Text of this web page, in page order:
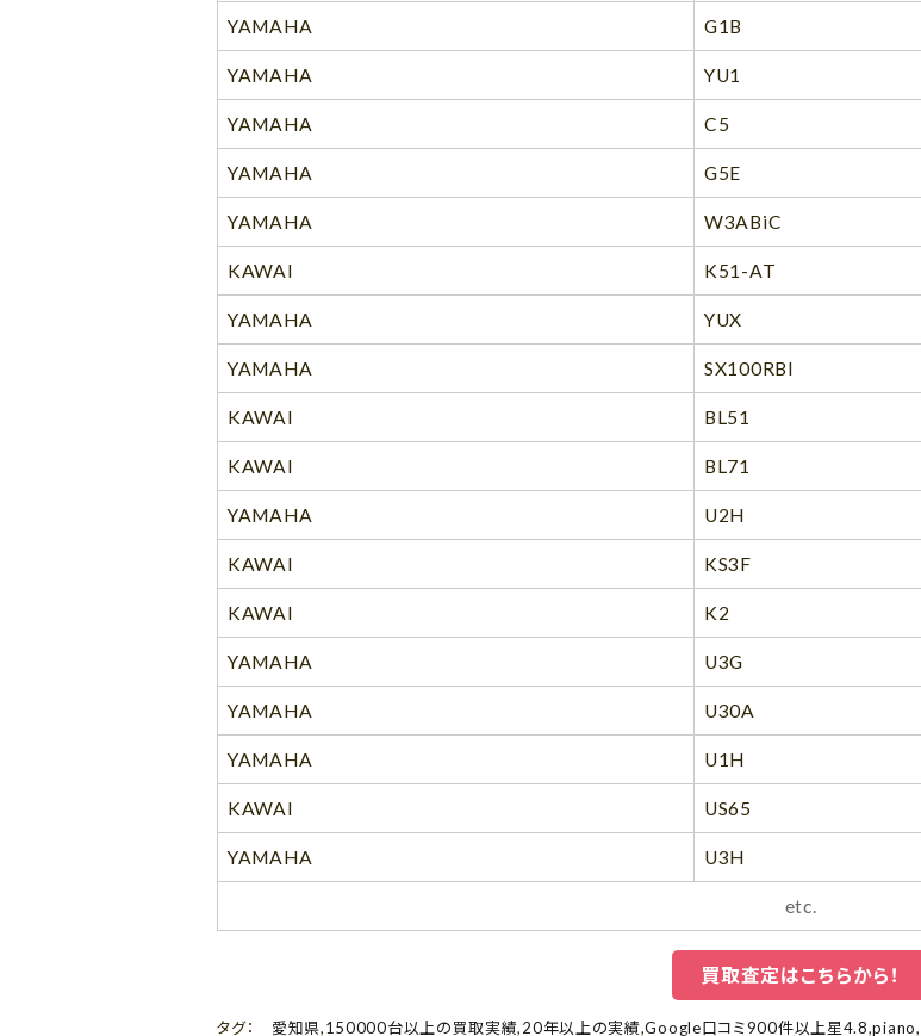
YAMAHA G1B
YAMAHA YU1
YAMAHA C5
YAMAHA G5E
YAMAHA W3ABiC
KAWAI K51-AT
YAMAHA YUX
YAMAHA SX100RBl
KAWAI BL51
KAWAI BL71
YAMAHA U2H
KAWAI KS3F
KAWAI K2
YAMAHA U3G
YAMAHA U30A
YAMAHA U1H
KAWAI US65
YAMAHA U3H
etc.
買取査定はこちらから！
タグ： 愛知県,150000台以上の買取実績,20年以上の実績,Google口コミ900件以上星4.8,piano,